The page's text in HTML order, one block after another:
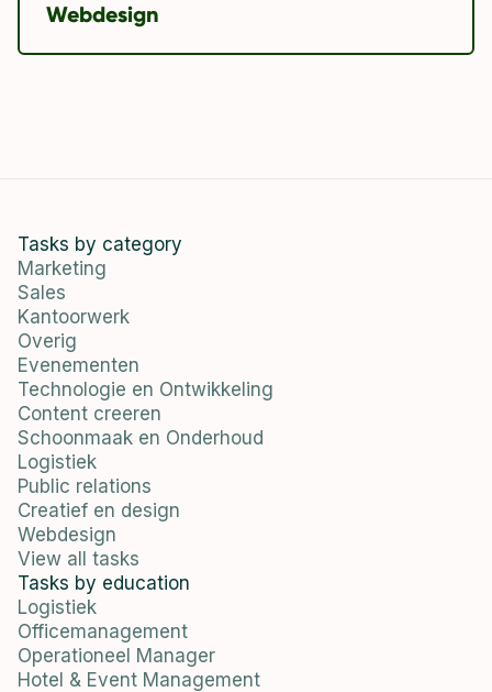
Webdesign
Tasks by category
Marketing
Sales
Kantoorwerk
Overig
Evenementen
Technologie en Ontwikkeling
Content creeren
Schoonmaak en Onderhoud
Logistiek
Public relations
Creatief en design
Webdesign
View all tasks
Tasks by education
Logistiek
Officemanagement
Operationeel Manager
Hotel & Event Management